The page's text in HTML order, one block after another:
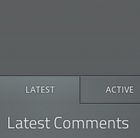
LATEST ACTIVE
Latest Comments